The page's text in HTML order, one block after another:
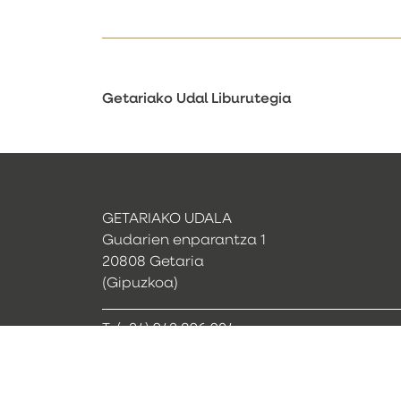
Getariako Udal Liburutegia
GETARIAKO UDALA
Gudarien enparantza 1
20808 Getaria
(Gipuzkoa)
T. (+34) 943 896 024